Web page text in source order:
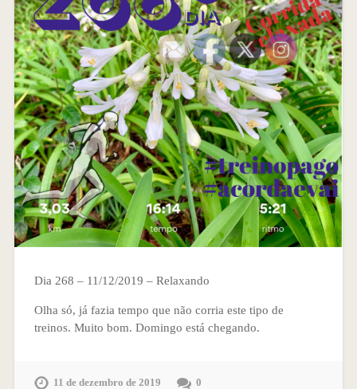
Dia 268 – 11/12/2019 – Relaxando
Olha só, já fazia tempo que não corria este tipo de
treinos. Muito bom. Domingo está chegando.
11 de dezembro de 2019 0